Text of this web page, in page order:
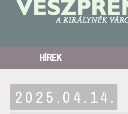
HÍREK
2025.04.14.